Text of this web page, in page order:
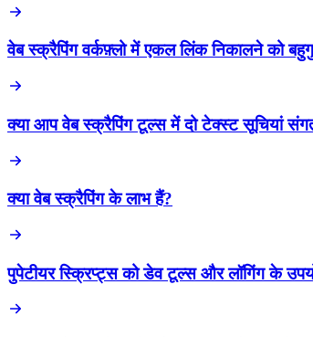
वेब स्क्रैपिंग वर्कफ़्लो में एकल लिंक निकालने को
क्या आप वेब स्क्रैपिंग टूल्स में दो टेक्स्ट सूचियां
क्या वेब स्क्रैपिंग के लाभ हैं?
पुपेटीयर स्क्रिप्ट्स को डेव टूल्स और लॉगिंग के